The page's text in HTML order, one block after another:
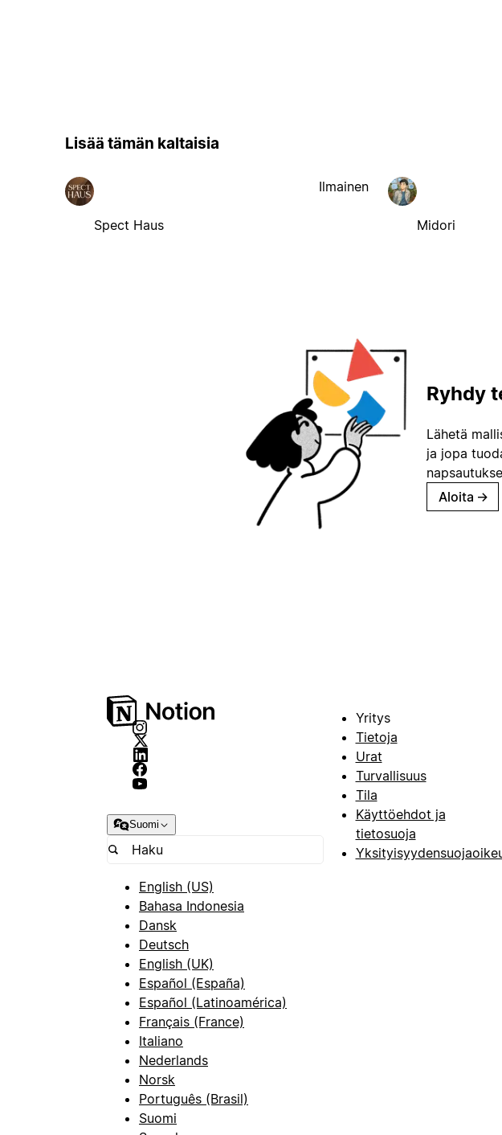
Lisää tämän kaltaisia
Spect Haus
Ilmainen
Midori
Ryhdy
Lähetä
ja jopa
Aloita →
Suomi
English (US)
Bahasa Indonesia
Dansk
Deutsch
English (UK)
Español (España)
Español (Latinoamérica)
Français (France)
Italiano
Nederlands
Norsk
Português (Brasil)
Suomi
Yritys
Tietoja
Urat
Turvallisuus
Tila
Käyttöehdot ja
tietosuoja